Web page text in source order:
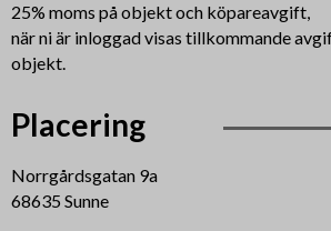
25% moms på objekt och köpareavgift,
när ni är inloggad visas tillkommande
objekt.
Placering
Norrgårdsgatan 9a
68635 Sunne